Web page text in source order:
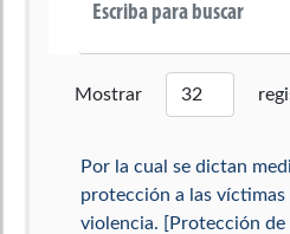
Mostrar
Por la cual se dictan
protección a las víctimas
violencia. [Protección de